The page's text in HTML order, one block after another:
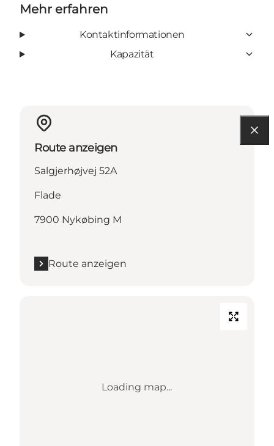
Mehr erfahren
Kontaktinformationen
Kapazität
Route anzeigen
Salgjerhøjvej 52A
Flade
7900 Nykøbing M
Route anzeigen
Loading map...